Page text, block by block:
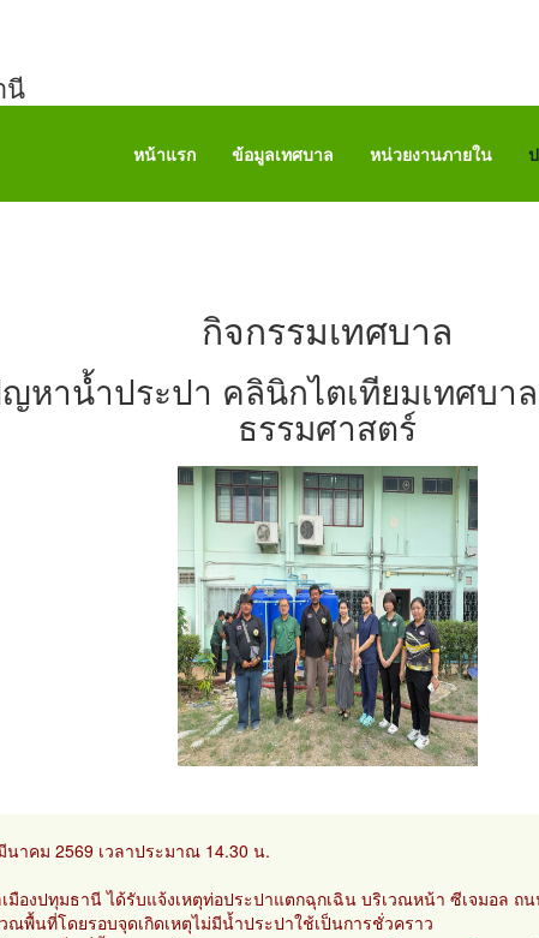
นี
หน้าแรก ข้อมูลเทศบาล หน่วยงานภายใน
กิจกรรมเทศบาล
หาน้ำประปา คลินิกไตเทียมเทศบา
ธรรมศาสตร์
าคม 2569 เวลาประมาณ 14.30 น.
มืองปทุมธานี ได้รับแจ้งเหตุท่อประปาแตกฉุกเฉิน บริเวณหน้า ซีเจมอล ถ
ณพื้นที่โดยรอบจุดเกิดเหตุไม่มีน้ำประปาใช้เป็นการชั่วคราว